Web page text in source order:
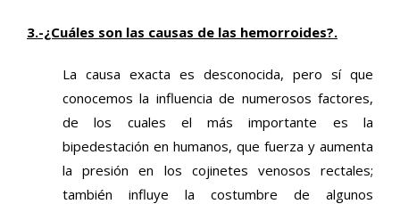
3.-¿Cuáles son las causas de las hemorroides?.
La causa exacta es desconocida, pero sí que
conocemos la influencia de numerosos factores,
de los cuales el más importante es la
bipedestación en humanos, que fuerza y aumenta
la presión en los cojinetes venosos rectales;
también influye la costumbre de algunos